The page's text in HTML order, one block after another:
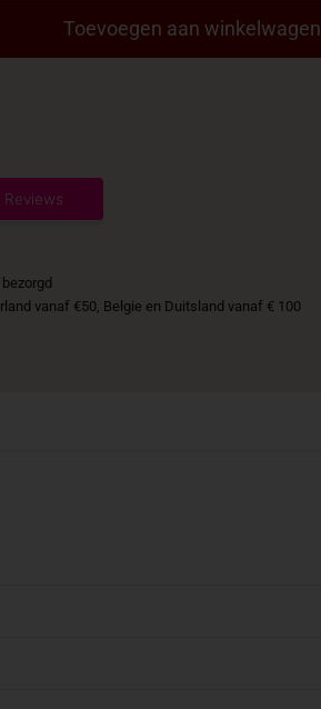
Toevoegen aan winkelwagen
vanaf €50, Belgie en Duitsland vanaf € 100